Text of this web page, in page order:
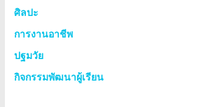
ศิลปะ
การงานอาชีพ
ปฐมวัย
กิจกรรมพัฒนาผู้เรียน